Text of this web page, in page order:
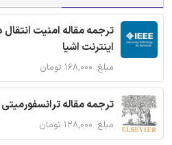
اینترنت اشیا
مبلغ: ۱۶۸,۰۰۰ تومان
ترجمه مقاله
مبلغ: ۱۲۸,۰۰۰ تومان